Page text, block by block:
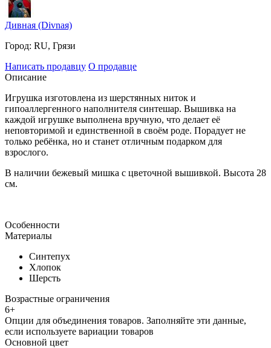
Дивная (Divnaя)
Город: RU, Грязи
Написать продавцу О продавце
Описание
Игрушка изготовлена из шерстянных ниток и
гипоаллергенного наполнителя синтешар. Вышивка на
каждой игрушке выполнена вручную, что делает её
неповторимой и единственной в своём роде. Порадует не
только ребёнка, но и станет отличным подарком для
взрослого.
В наличии бежевый мишка с цветочной вышивкой. Высота 28
см.
Особенности
Материалы
Синтепух
Хлопок
Шерсть
Возрастные ограничения
6+
Опции для объединения товаров. Заполняйте эти данные,
если используете вариации товаров
Основной цвет